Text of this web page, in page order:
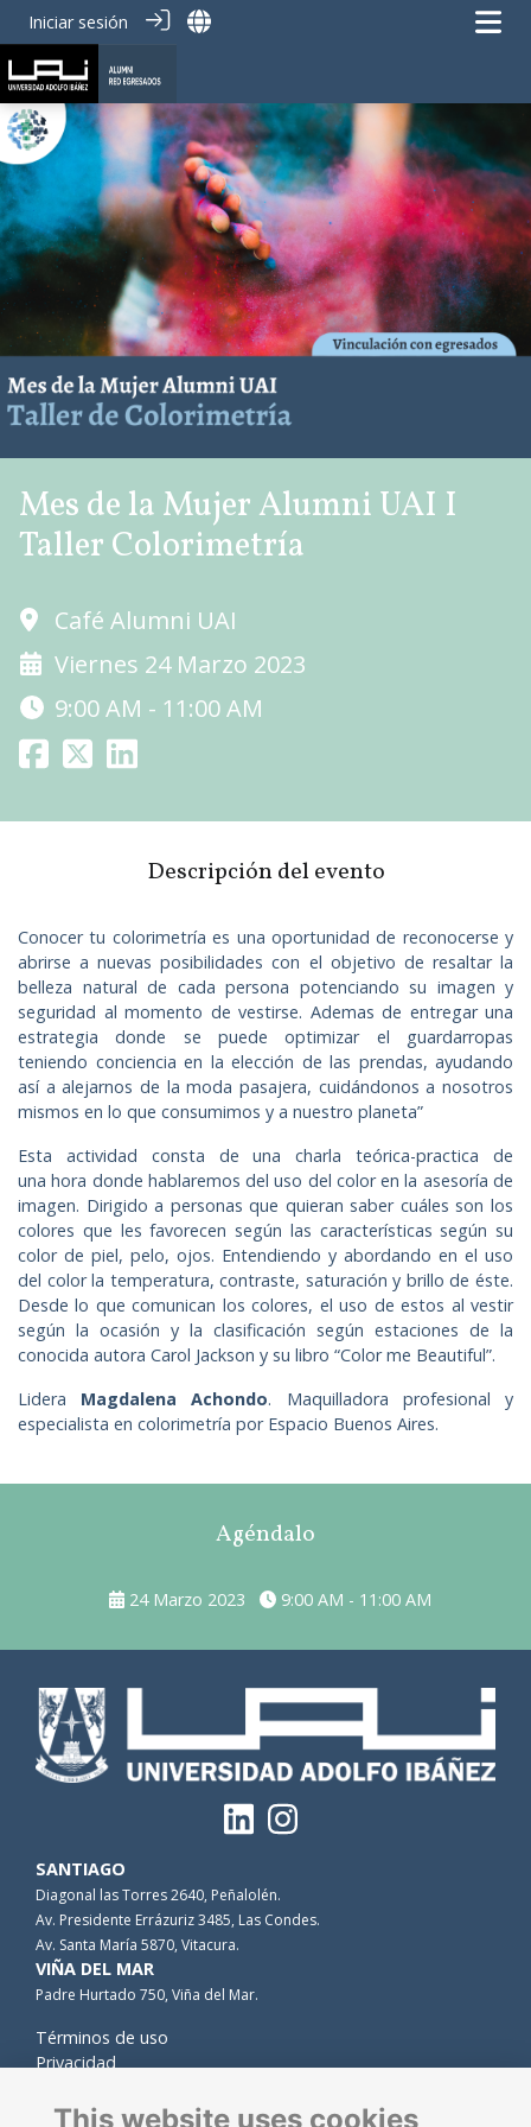
Iniciar sesión
Mes de la Mujer Alumni UAI I
Taller Colorimetría
Café Alumni UAI
Viernes 24 Marzo 2023
9:00 AM - 11:00 AM
Descripción del evento
Conocer tu colorimetría es una oportunidad de reconocerse y
abrirse a nuevas posibilidades con el objetivo de resaltar la
belleza natural de cada persona potenciando su imagen y
seguridad al momento de vestirse. Ademas de entregar una
estrategia donde se puede optimizar el guardarropas
teniendo conciencia en la elección de las prendas, ayudando
así a alejarnos de la moda pasajera, cuidándonos a nosotros
mismos en lo que consumimos y a nuestro planeta”
Esta actividad consta de una charla teórica-practica de
una hora donde hablaremos del uso del color en la asesoría de
imagen. Dirigido a personas que quieran saber cuáles son los
colores que les favorecen según las características según su
color de piel, pelo, ojos. Entendiendo y abordando en el uso
del color la temperatura, contraste, saturación y brillo de éste.
Desde lo que comunican los colores, el uso de estos al vestir
según la ocasión y la clasificación según estaciones de la
conocida autora Carol Jackson y su libro “Color me Beautiful”.
Lidera Magdalena Achondo. Maquilladora profesional y
especialista en colorimetría por Espacio Buenos Aires.
Agéndalo
24 Marzo 2023 9:00 AM - 11:00 AM
SANTIAGO
Diagonal las Torres 2640, Peñalolén.
Av. Presidente Errázuriz 3485, Las Condes.
Av. Santa María 5870, Vitacura.
VIÑA DEL MAR
Padre Hurtado 750, Viña del Mar.
Términos de uso
Privacidad
Contacto
This website uses cookies